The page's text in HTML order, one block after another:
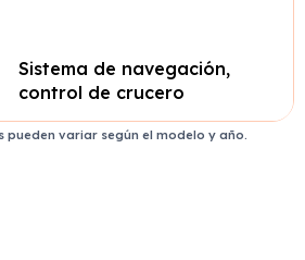
Sistema de navegación,
control de crucero
pueden variar según el modelo y año.